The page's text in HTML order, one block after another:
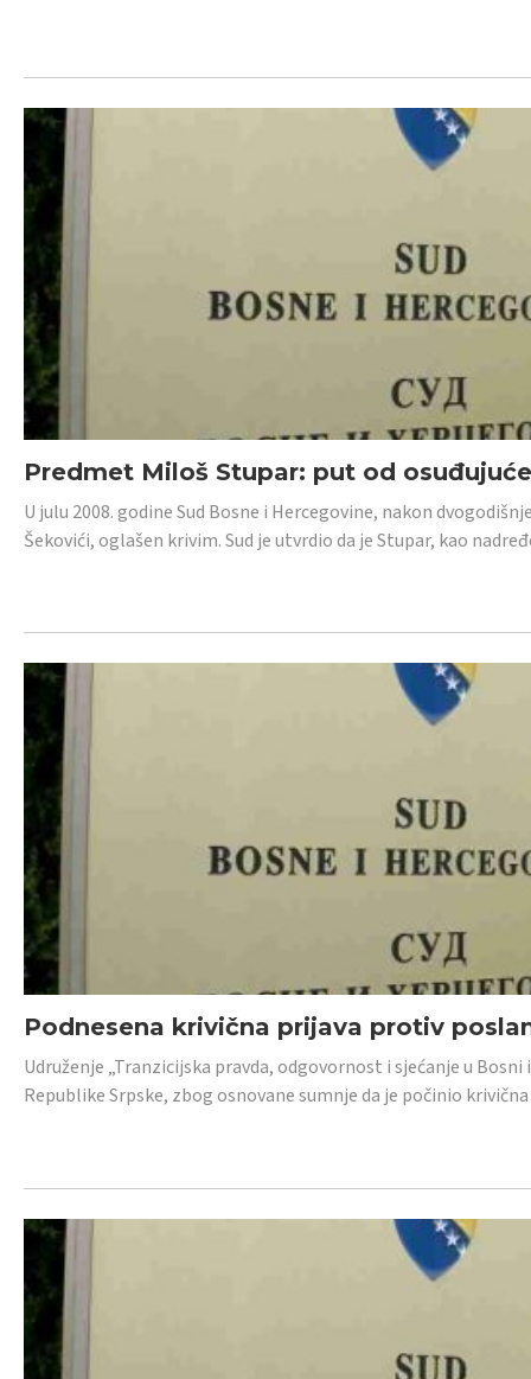
Predmet Miloš Stupar: put od
U julu 2008. godine Sud Bosne i Hercegovine, nakon
Šekovići, oglašen krivim. Sud je utvrdio da je Stupar, kao
Podnesena krivična prijava protiv
Udruženje „Tranzicijska pravda, odgovornost i sjećanje u
Republike Srpske, zbog osnovane sumnje da je počinio